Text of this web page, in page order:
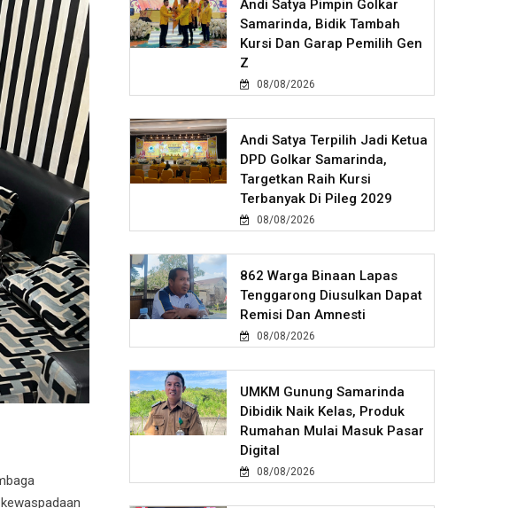
Andi Satya Pimpin Golkar
Samarinda, Bidik Tambah
Kursi Dan Garap Pemilih Gen
Z
08/08/2026
Andi Satya Terpilih Jadi Ketua
DPD Golkar Samarinda,
Targetkan Raih Kursi
Terbanyak Di Pileg 2029
08/08/2026
862 Warga Binaan Lapas
Tenggarong Diusulkan Dapat
Remisi Dan Amnesti
08/08/2026
UMKM Gunung Samarinda
Dibidik Naik Kelas, Produk
Rumahan Mulai Masuk Pasar
Digital
08/08/2026